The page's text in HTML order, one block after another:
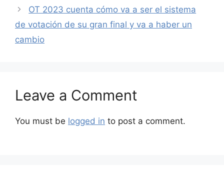
OT 2023 cuenta cómo va a ser el sistema
de votación de su gran final y va a haber un
cambio
Leave a Comment
You must be logged in to post a comment.